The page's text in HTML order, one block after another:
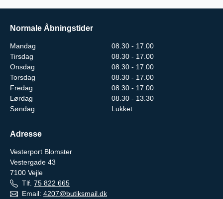
Normale Åbningstider
Mandag
08.30 - 17.00
Tirsdag
08.30 - 17.00
Onsdag
08.30 - 17.00
Torsdag
08.30 - 17.00
Fredag
08.30 - 17.00
Lørdag
08.30 - 13.30
Søndag
Lukket
Adresse
Vesterport Blomster
Vestergade 43
7100 Vejle
Tlf. 75 822 665
Email: 4207@butiksmail.dk